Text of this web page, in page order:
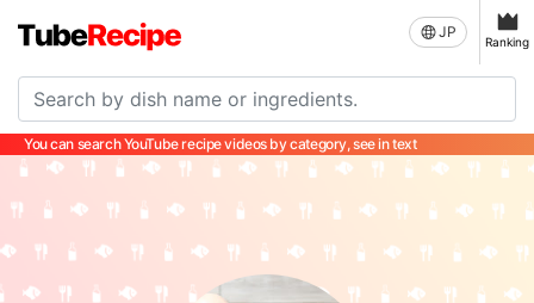
JP
Ranking
You can search YouTube recipe videos by category, see in text